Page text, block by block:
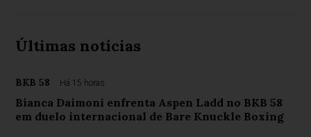
Últimas notícias
BKB 58 Há 15 horas
Bianca Daimoni enfrenta Aspen Ladd no BKB 58
em duelo internacional de Bare Knuckle Boxing